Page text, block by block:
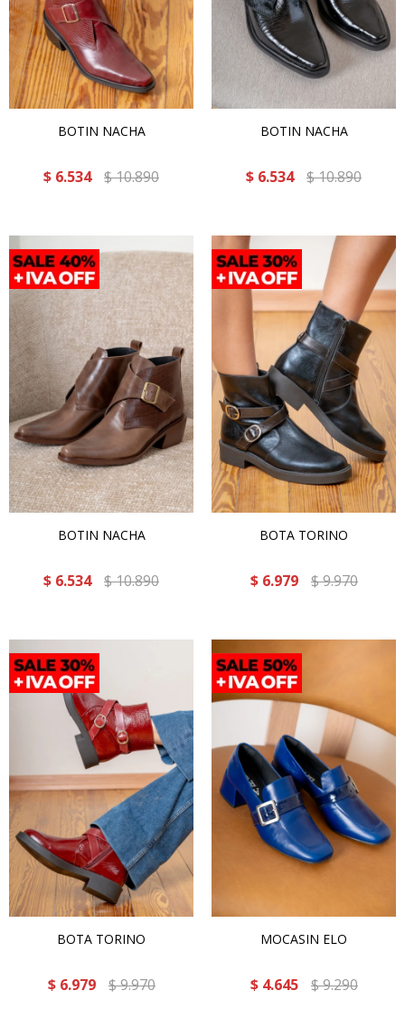
BOTIN NACHA
$ 6.534 $10.890
BOTIN NACHA
$ 6.534 $10.890
BOTIN NACHA
$ 6.534 $10.890
BOTA TORINO
$ 6.979 $9.970
BOTA TORINO
$ 6.979 $9.970
MOCASIN ELO
$ 4.645 $9.290